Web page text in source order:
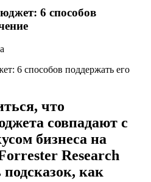
6 способов
что
совпадают с
бизнеса на
Research
как